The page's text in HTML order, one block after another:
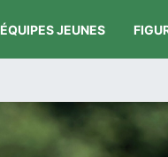
ÉQUIPES JEUNES